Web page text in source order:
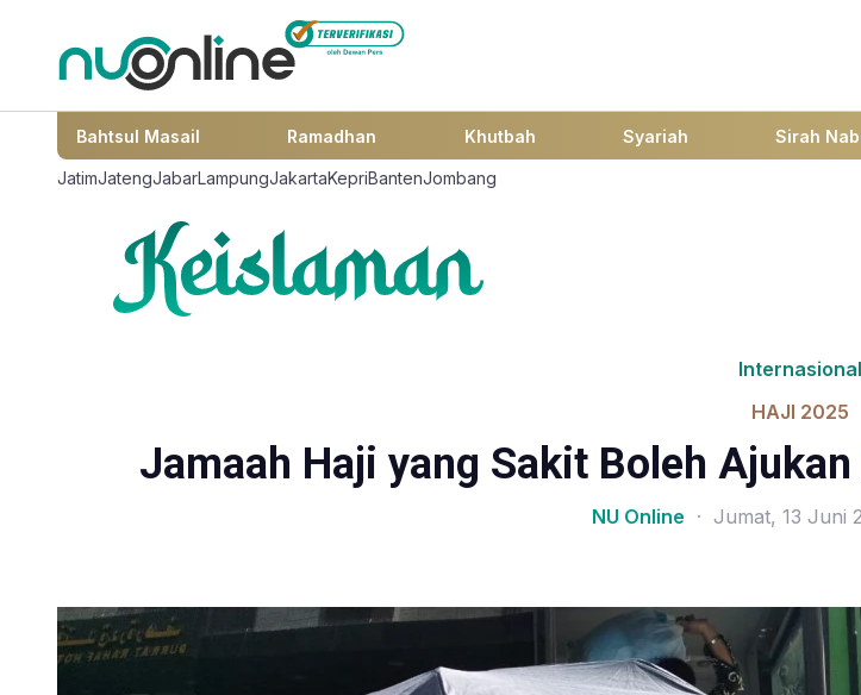
Bahtsul Masail Ramadhan Khutbah Syariah Sirah
JatimJatengJabarLampungJakartaKepriBantenJombang
Internasional
HAJI 2025
Jamaah Haji yang Sakit Boleh
NU Online · Jumat, 13 Juni